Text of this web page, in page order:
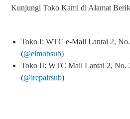
Kunjungi Toko Kami di Alamat
Toko I: WTC e-Mall Lantai 2,
(@elmobsub)
Toko II: WTC Mall Lantai 2, No.
(@irepairsub)